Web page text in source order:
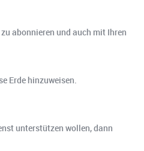
abonnieren und auch mit Ihren
Erde hinzuweisen.
unterstützen wollen, dann